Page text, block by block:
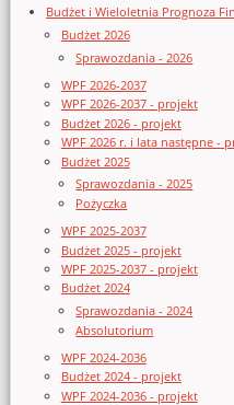
Budżet i Wieloletnia Prognoza
Budżet 2026
Sprawozdania - 2026
WPF 2026-2037
WPF 2026-2037 - projekt
Budżet 2026 - projekt
WPF 2026 r. i lata następne -
Budżet 2025
Sprawozdania - 2025
Pożyczka
WPF 2025-2037
Budżet 2025 - projekt
WPF 2025-2037 - projekt
Budżet 2024
Sprawozdania - 2024
Absolutorium
WPF 2024-2036
Budżet 2024 - projekt
WPF 2024-2036 - projekt